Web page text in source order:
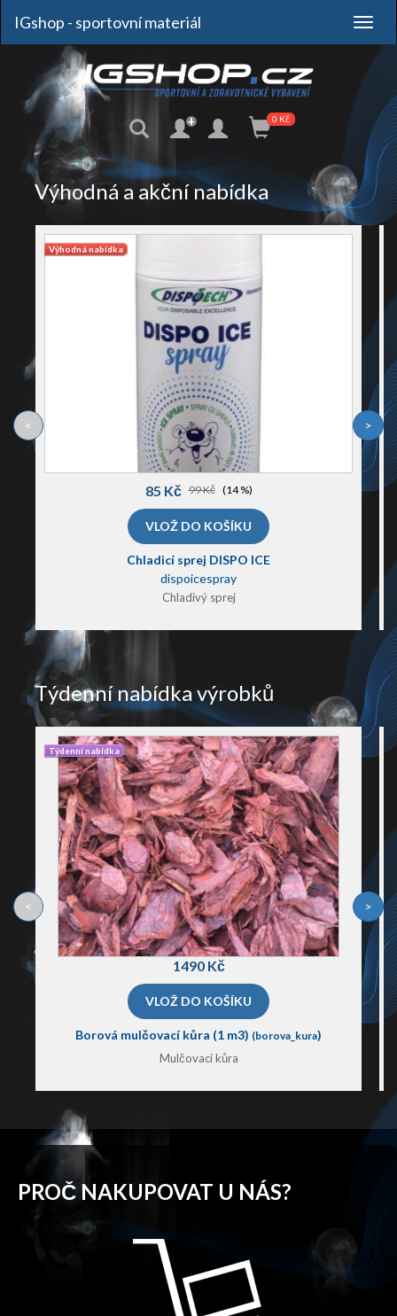
+ 0 Kč
IGshop - sportovní materiál
Výhodná a akční nabídka
Výhodná nabídka
85 Kč 99 Kč (14 %)
Chladicí sprej DISPO ICE
dispoicespray
Chladivý sprej
< >
Týdenní nabídka výrobků
Týdenní nabídka
1490 Kč
Borová mulčovací kůra (1 m3) (borova_kura)
Mulčovací kůra
< >
PROČ NAKUPOVAT U NÁS?